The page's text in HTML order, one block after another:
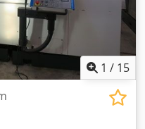
1 / 15